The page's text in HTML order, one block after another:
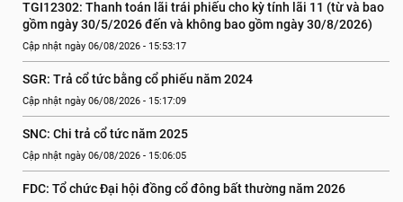
TGI12302: Thanh toán lãi trái phiếu cho kỳ tính lãi 11 (từ và bao
gồm ngày 30/5/2026 đến và không bao gồm ngày 30/8/2026)
Cập nhật ngày 06/08/2026 - 15:53:17
SGR: Trả cổ tức bằng cổ phiếu năm 2024
Cập nhật ngày 06/08/2026 - 15:17:09
SNC: Chi trả cổ tức năm 2025
Cập nhật ngày 06/08/2026 - 15:06:05
FDC: Tổ chức Đại hội đồng cổ đông bất thường năm 2026